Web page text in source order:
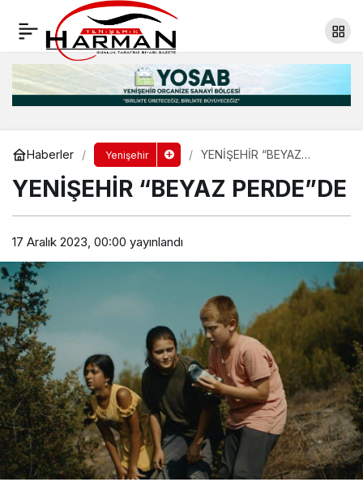
Haberler Yenişehir
YENİŞEHİR “BEYAZ
YENİŞEHİR “BEYAZ PERDE”DE
17 Aralık 2023, 00:00 yayınlandı
UÇAN YENİDEN BAŞKAN
Yorum Yap Paylaş